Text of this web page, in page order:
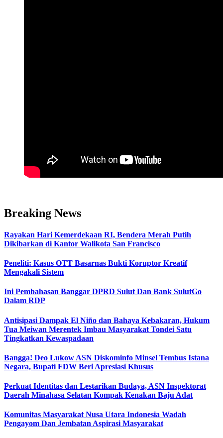
Breaking News
Rayakan Hari Kemerdekaan RI, Bendera Merah Putih
Dikibarkan di Kantor Walikota San Francisco
Peneliti: Kasus OTT Basarnas Bukti Koruptor Kreatif
Mengakali Sistem
Ini Pembahasan Banggar DPRD Sulut Dan Bank SulutGo
Dalam RDP
Antisipasi Dampak El Niño dan Bahaya Kebakaran, Hukum
Tua Meiwan Merentek Imbau Masyarakat Tondei Satu
Tingkatkan Kewaspadaan
Bangga! Deo Lukow ASN Diskominfo Minsel Tembus Istana
Negara, Bupati FDW Beri Apresiasi Khusus‎
Perkuat Identitas dan Lestarikan Budaya, ASN Inspektorat
Daerah Minahasa Selatan Kompak Kenakan Baju Adat
Komunitas Masyarakat Nusa Utara Indonesia Wadah
Pengayom Dan Jembatan Aspirasi Masyarakat